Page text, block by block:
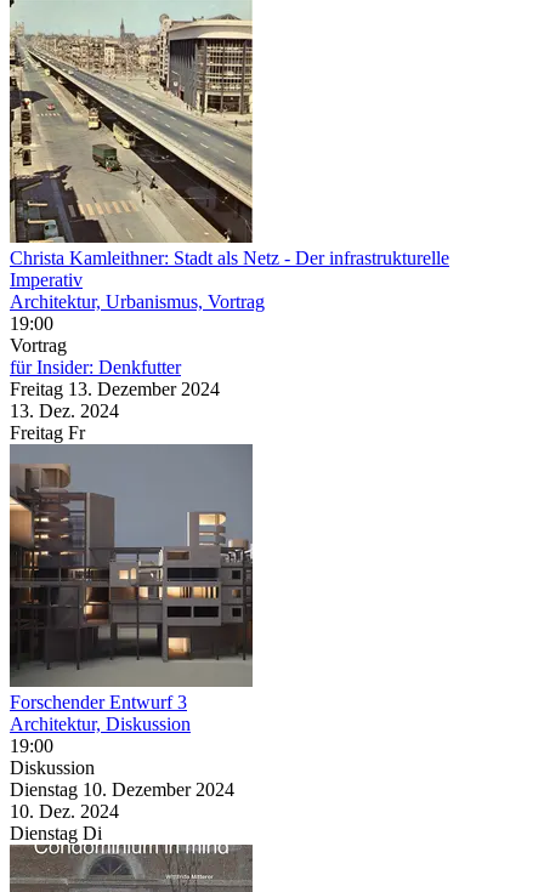
Christa Kamleithner: Stadt als Netz - Der infrastrukturelle
Imperativ
Architektur, Urbanismus, Vortrag
19:00
Vortrag
für Insider: Denkfutter
Freitag 13. Dezember 2024
13. Dez. 2024
Freitag Fr
Forschender Entwurf 3
Architektur, Diskussion
19:00
Diskussion
Dienstag 10. Dezember 2024
10. Dez. 2024
Dienstag Di